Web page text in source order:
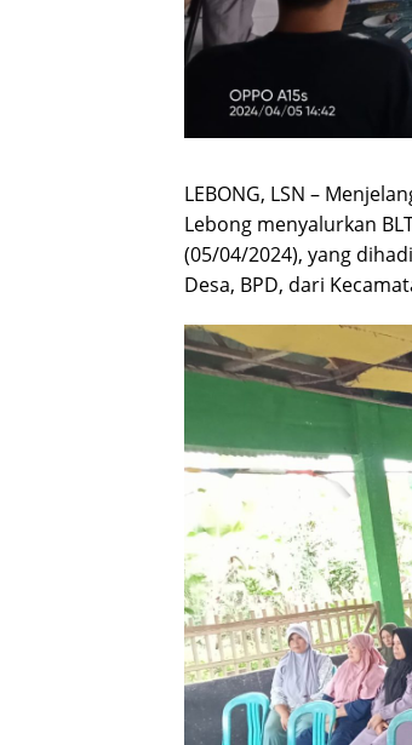
LEBONG, LSN –
Lebong menyalurkan
(05/04/2024), yang
Desa, BPD, dari